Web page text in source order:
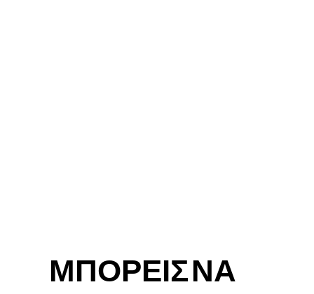
ΜΠΟΡΕΙΣ ΝΑ